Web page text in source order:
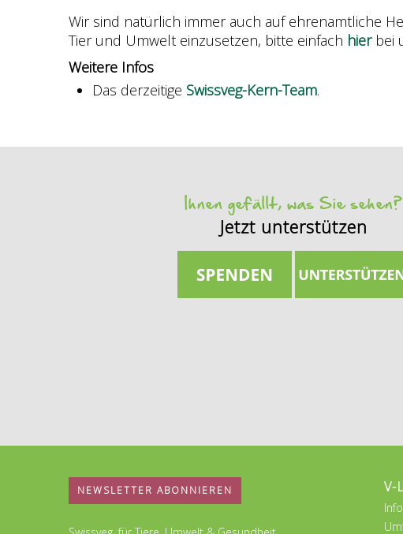
Wir sind natürlich immer auch auf ehrenamtliche
Tier und Umwelt einzusetzen, bitte einfach hierbei
Weitere Infos
Das derzeitige Swissveg-Kern-Team.
Ihnen gefällt, was Sie sehen?
Jetzt unterstützen
NEWSLETTER ABONNIEREN V-